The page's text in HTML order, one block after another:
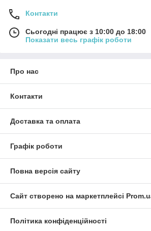
Контакти
Сьогодні працює з 10:00 до 18:00
Показати весь графік роботи
Про нас
Контакти
Доставка та оплата
Графік роботи
Повна версія сайту
Сайт створено на маркетплейсі
Політика конфіденційності